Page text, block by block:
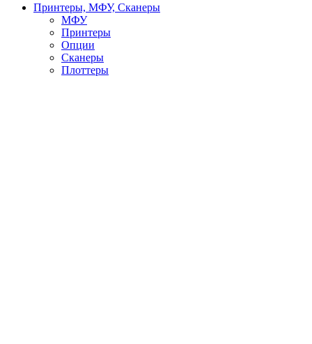
Принтеры, МФУ, Сканеры
МФУ
Принтеры
Опции
Сканеры
Плоттеры